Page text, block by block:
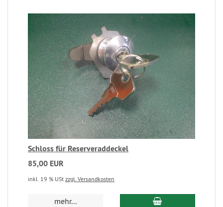
Schloss für Reserveraddeckel
85,00 EUR
inkl. 19 % USt zzgl. Versandkosten
mehr...